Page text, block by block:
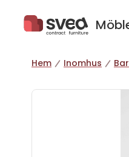
Hem Inomhus